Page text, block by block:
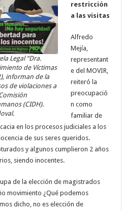
Legal “Dra.
de Víctimas
informan de la
de violaciones a
(CIDH).
restricción
a las visitas
Alfredo
Mejía,
representant
e del MOVIR,
reiteró la
preocupació
n como
familiar de
en los procesos judiciales a los
de sus seres queridos.
y algunos cumplieron 2 años
siendo inocentes.
de la elección de magistrados
movimiento ¿Qué podemos
dicho, no es elección de